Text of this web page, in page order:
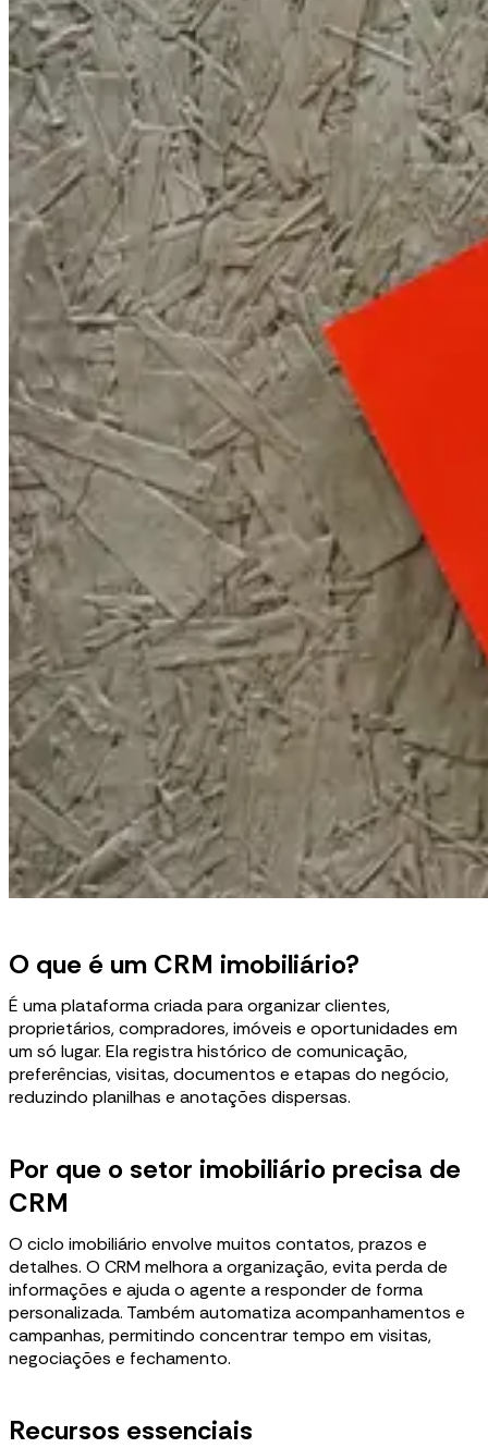
O que é um CRM imobiliário?
É uma plataforma criada para organizar clientes,
proprietários, compradores, imóveis e oportunidades em
um só lugar. Ela registra histórico de comunicação,
preferências, visitas, documentos e etapas do negócio,
reduzindo planilhas e anotações dispersas.
Por que o setor imobiliário precisa de
CRM
O ciclo imobiliário envolve muitos contatos, prazos e
detalhes. O CRM melhora a organização, evita perda de
informações e ajuda o agente a responder de forma
personalizada. Também automatiza acompanhamentos e
campanhas, permitindo concentrar tempo em visitas,
negociações e fechamento.
Recursos essenciais